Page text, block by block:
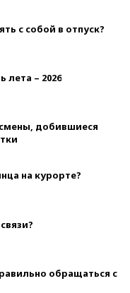
с собой в отпуск?
лета – 2026
добившиеся
на курорте?
обращаться с